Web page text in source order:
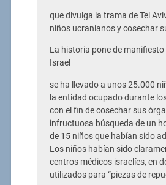
que divulga la trama de Tel
niños ucranianos y cosechar
La historia pone de manifiesto
Israel
se ha llevado a unos 25.000
la entidad ocupado durante
con el fin de cosechar sus
infructuosa búsqueda de un
de 15 niños que habían sido
Los niños habían sido
centros médicos israelíes, en
utilizados para “piezas de